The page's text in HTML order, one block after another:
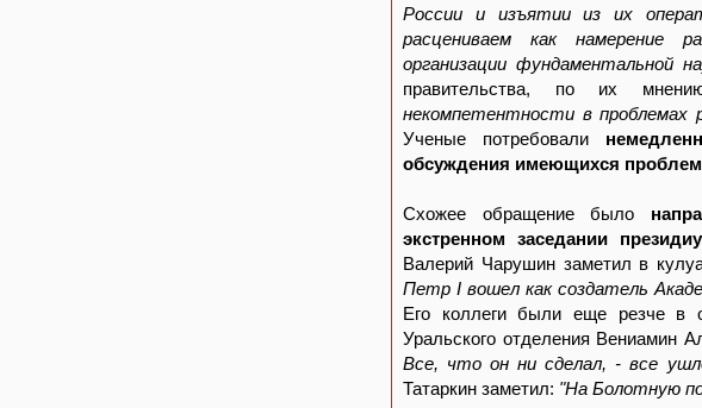
России и изъятии из их
расцениваем как намерение
организации фундаментальной
правительства, по их
некомпетентности в проблемах
Ученые потребовали
обсуждения имеющихся проблем
Схожее обращение было
экстренном заседании
Валерий Чарушин заметил в
Петр I вошел как создатель
Его коллеги были еще резче в
Уральского отделения Вениамин
Все, что он ни сделал, - все
Татаркин заметил: "На Болотную